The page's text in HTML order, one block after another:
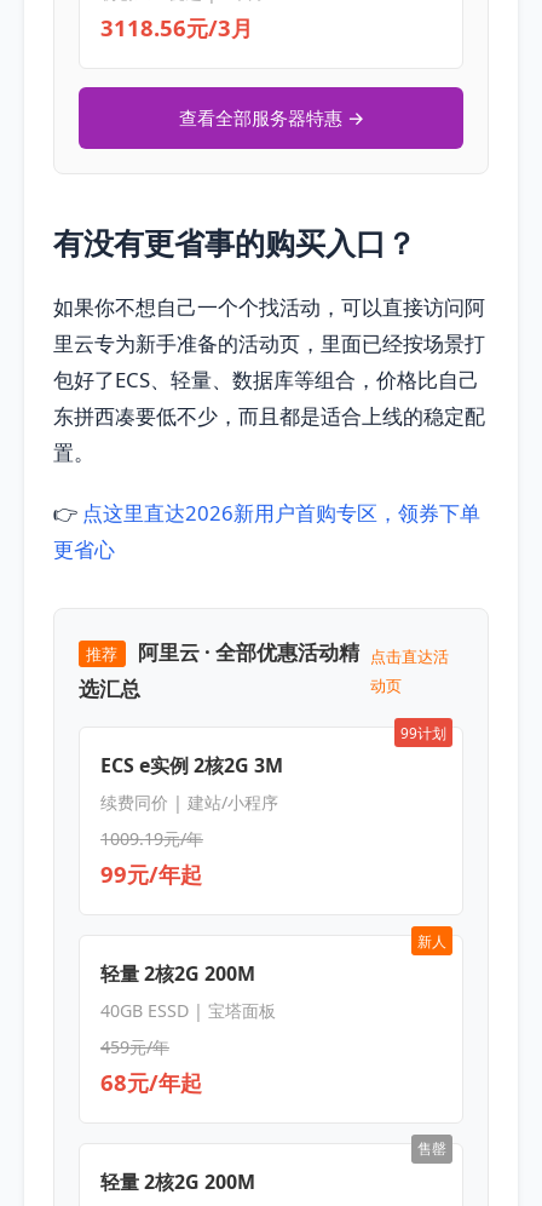
3118.56元/3月
查看全部服务器特惠 →
有没有更省事的购买入口？
如果你不想自己一个个找活动，可以直接访问阿
里云专为新手准备的活动页，里面已经按场景打
包好了ECS、轻量、数据库等组合，价格比自己
东拼西凑要低不少，而且都是适合上线的稳定配
置。
👉 点这里直达2026新用户首购专区，领券下单
更省心
推荐
阿里云 · 全部优惠活动精
选汇总
点击直达活
动页
99计划
ECS e实例 2核2G 3M
续费同价 | 建站/小程序
1009.19元/年
99元/年起
新人
轻量 2核2G 200M
40GB ESSD | 宝塔面板
459元/年
68元/年起
售罄
轻量 2核2G 200M